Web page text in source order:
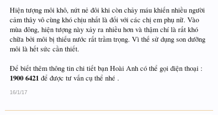
Hiện tượng môi khô, nứt nẻ đôi khi còn chảy máu khiến nhiều người
cảm thây vô cùng khó chịu nhất là đối với các chị em phụ nữ. Vào
mùa đông, hiện tượng này xảy ra nhiều hơn và thậm chí là rất khó
chữa bởi môi bị thiếu nước rất trầm trọng. Vì thế sử dụng son dưỡng
môi là hết sức cần thiết.
Để biết thêm thông tin chi tiết bạn Hoài Anh có thể gọi điện thoại :
1900 6421 để được tư vấn cụ thể nhé .
16/1/17